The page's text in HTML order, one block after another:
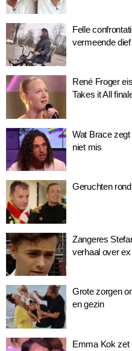
Felle
vermeende dief
René Froger
Takes it All
Wat Brace
niet mis
Geruchten
Zangeres
verhaal over
Grote zorgen
en gezin
Emma Kok zet